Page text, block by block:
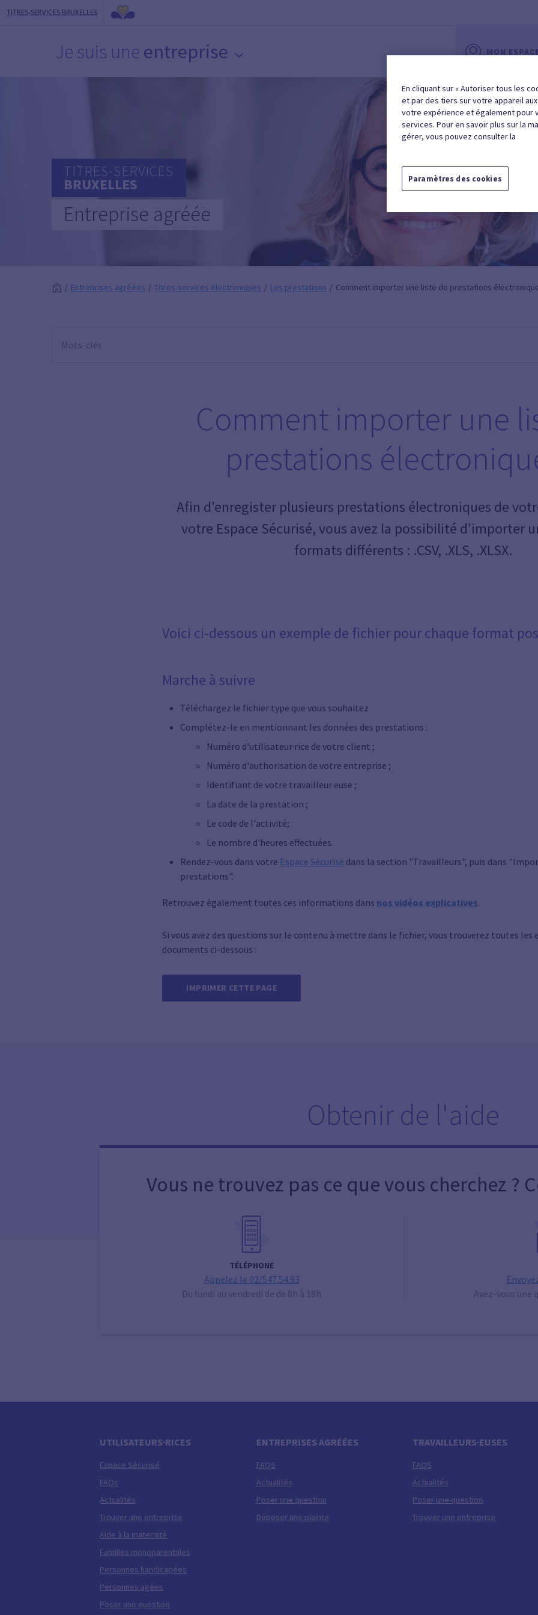
TITRES-SERVICES BRUXELLES
Je suis une entreprise MON
TITRES-SERVICES
BRUXELLES
Entreprise agréée
Entreprises agréées Titres-services électroniques Les prestations Comment importer une liste de prestations
Comment importer une
prestations
Afin d'enregister plusieurs prestations électroniques de
votre Espace Sécurisé, vous avez la possibilité d'importer
formats différents : .CSV, .XLS, .XLSX.
Voici ci-dessous un exemple de fichier pour chaque format
Marche à suivre
Téléchargez le fichier type que vous souhaitez
Complétez-le en mentionnant les données des prestations :
Numéro d'utilisateur·rice de votre client ;
Numéro d'authorisation de votre entreprise ;
Identifiant de votre travailleur·euse ;
La date de la prestation ;
Le code de l'activité;
Le nombre d'heures effectuées.
Rendez-vous dans votre Espace Sécurisé dans la section "Travailleurs", puis dans
prestations".
Retrouvez également toutes ces informations dans nos vidéos explicatives.
Si vous avez des questions sur le contenu à mettre dans le fichier, vous trouverez toutes les
documents ci-dessous :
IMPRIMER CETTE PAGE
Obtenir de l'aide
Vous ne trouvez pas ce que vous cherchez ?
TÉLÉPHONE
Appelez le 02/547.54.93
Du lundi au vendredi de de 8h à 18h
Avez-vous une
UTILISATEURS·RICES
Espace Sécurisé
FAQs
Actualités
Trouver une entreprise
Aide à la maternité
Familles monoparentales
Personnes handicapées
Personnes agées
Poser une question
ENTREPRISES AGRÉÉES
FAQS
Actualités
Poser une question
Déposer une plainte
TRAVAILLEURS·EUSES
FAQS
Actualités
Poser une question
Trouver une entreprise
En cliquant sur « Autoriser tous les
et par des tiers sur votre appareil
votre expérience et également pour
services. Pour en savoir plus sur la
gérer, vous pouvez consulter la
Paramètres des cookies